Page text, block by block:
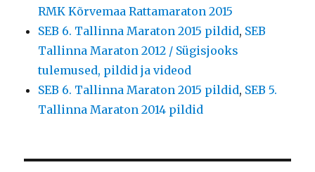
RMK Kõrvemaa Rattamaraton 2015
SEB 6. Tallinna Maraton 2015 pildid, SEB
Tallinna Maraton 2012 / Sügisjooks
tulemused, pildid ja videod
SEB 6. Tallinna Maraton 2015 pildid, SEB 5.
Tallinna Maraton 2014 pildid